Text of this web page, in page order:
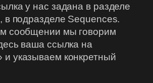
у нас задана в разделе
в подразделе Sequences.
сообщении мы говорим
ваша ссылка на
указываем конкретный